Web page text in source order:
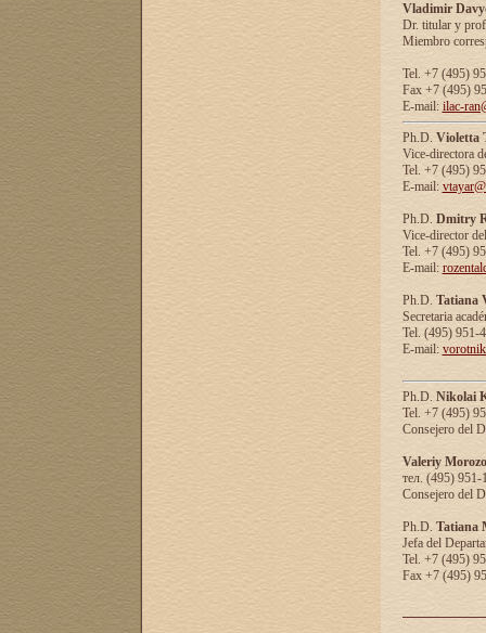
Vladimir
Dr. titular y
Miembro
Tel. +7 (495)
Fax +7 (495)
E-mail: ilac-
Ph.D. Violetta
Vice-directora
Tel. +7 (495)
E-mail:
Ph.D. Dmitry
Vice-director
Tel. +7 (495)
E-mail:
Ph.D. Tatiana
Secretaria
Tel. (495) 951-
E-mail:
Ph.D. Nikolai
Tel. +7 (495)
Consejero del
Valeriy
тел. (495) 951-
Consejero del
Ph.D. Tatiana
Jefa del
Tel. +7 (495)
Fax +7 (495)